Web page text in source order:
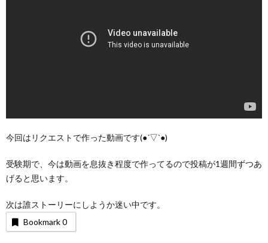
今回はリクエストで作った動画です(●︎´▽︎`●︎)
受験期で、今は動画を息抜き程度で作ってるので投稿が1週間ずつあ
げると思います。
次は誰ストーリーにしようか迷い中です。
Bookmark0